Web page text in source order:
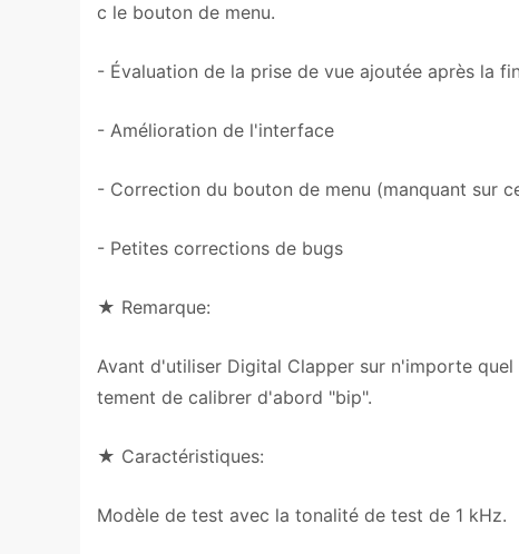
c le bouton de menu.
- Évaluation de la prise de vue ajoutée après la
- Amélioration de l'interface
- Correction du bouton de menu (manquant sur
- Petites corrections de bugs
★ Remarque:
Avant d'utiliser Digital Clapper sur n'importe
tement de calibrer d'abord "bip".
★ Caractéristiques:
Modèle de test avec la tonalité de test de 1 kHz.